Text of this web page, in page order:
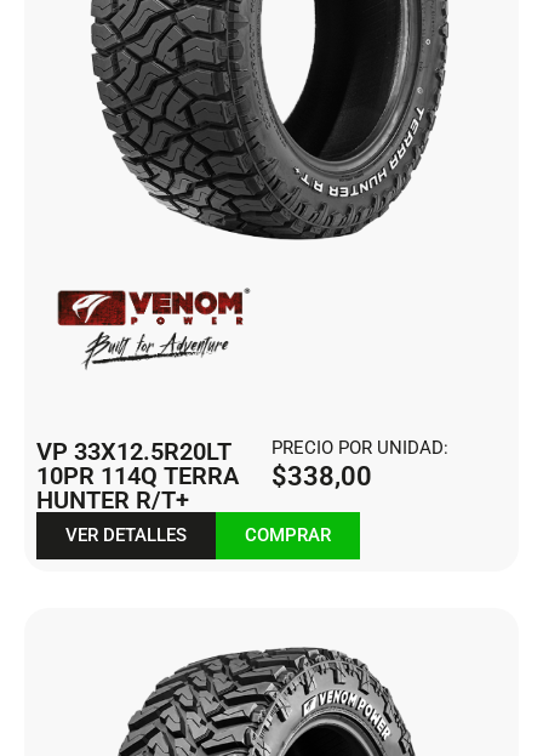
VP 33X12.5R20LT
10PR 114Q TERRA
HUNTER R/T+
PRECIO POR UNIDAD:
$338,00
VER DETALLES COMPRAR